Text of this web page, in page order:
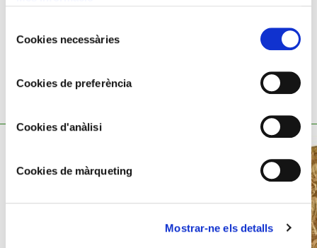
deCookies necessàries
Cookies de preferència
Cookies d'anàlisi
Cookies de màrqueting
Mostrar-ne els detalls